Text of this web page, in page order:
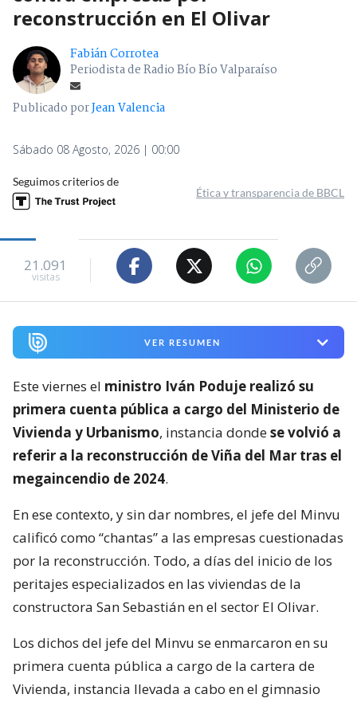
reconstrucción en El Olivar
Fabián Corrotea
Periodista de Radio Bío Bío Valparaíso
Publicado porJean Valencia
Sábado 08 Agosto, 2026 | 00:00
Seguimos criterios de
Ética y transparencia de BBCL
21.091
visitas
VER RESUMEN
Este viernes el ministro Iván Poduje realizó su
primera cuenta pública a cargo del Ministerio de
Vivienda y Urbanismo, instancia dondese volvió a
referir a la reconstrucción de Viña del Mar tras el
megaincendio de 2024.
En ese contexto, y sin dar nombres, el jefe del Minvu
calificó como “chantas” a las empresas cuestionadas
por la reconstrucción. Todo, a días del inicio de los
peritajes especializados en las viviendas de la
constructora San Sebastián en el sector El Olivar.
Los dichos del jefe del Minvu se enmarcaron en su
primera cuenta pública a cargo de la cartera de
Vivienda, instancia llevada a cabo en el gimnasio